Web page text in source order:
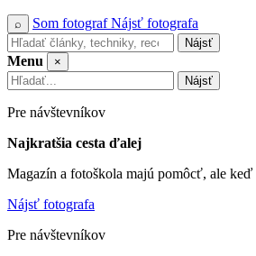
⌕ Som fotografNájsť fotografa
Nájsť
Menu
×
Nájsť
Pre návštevníkov
Najkratšia cesta ďalej
Magazín a fotoškola majú pomôcť, ale
Nájsť fotografa
Pre návštevníkov